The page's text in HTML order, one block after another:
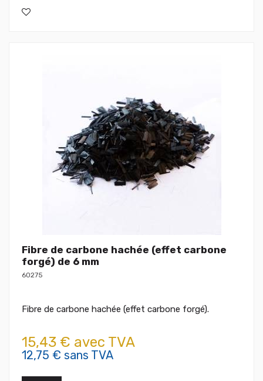
Fibre de carbone hachée (effet carbone
forgé) de 6 mm
60275
Fibre de carbone hachée (effet carbone forgé).
15,43 € avec TVA
12,75 € sans TVA